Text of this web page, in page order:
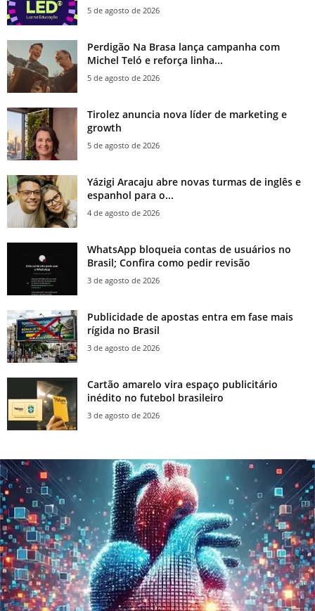
5 de agosto de 2026
Perdigão Na Brasa lança campanha com
Michel Teló e reforça linha...
5 de agosto de 2026
Tirolez anuncia nova líder de marketing e
growth
5 de agosto de 2026
Yázigi Aracaju abre novas turmas de inglês e
espanhol para o...
4 de agosto de 2026
WhatsApp bloqueia contas de usuários no
Brasil; Confira como pedir revisão
3 de agosto de 2026
Publicidade de apostas entra em fase mais
rígida no Brasil
3 de agosto de 2026
Cartão amarelo vira espaço publicitário
inédito no futebol brasileiro
3 de agosto de 2026